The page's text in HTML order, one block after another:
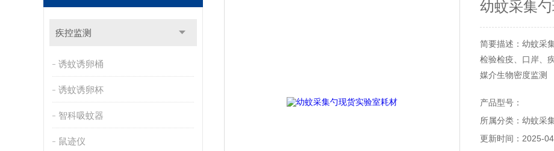
疾控监测
诱蚊诱卵桶
诱蚊诱卵杯
智科吸蚊器
鼠迹仪
幼蚊采集
简要描述：幼蚊采
检验检疫、口岸、
媒介生物密度监测
产品型号：
所属分类：幼蚊采
更新时间：2025-